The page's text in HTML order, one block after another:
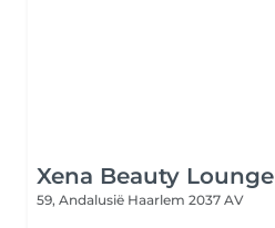
Xena Beauty Lounge
59, Andalusië Haarlem 2037 AV